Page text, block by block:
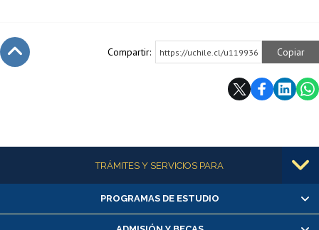
Compartir: https://uchile.cl/u119936 Copiar
Más informaciónTRÁMITES Y SERVICIOS PARA
Alumnas/os y exalumnas/os
Matrícula en línea
PROGRAMAS DE ESTUDIO